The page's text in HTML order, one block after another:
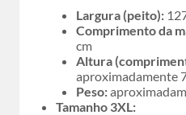
Largura (peito):
Comprimento da
cm
Altura
aproximadamente
Peso:
Tamanho 3XL: